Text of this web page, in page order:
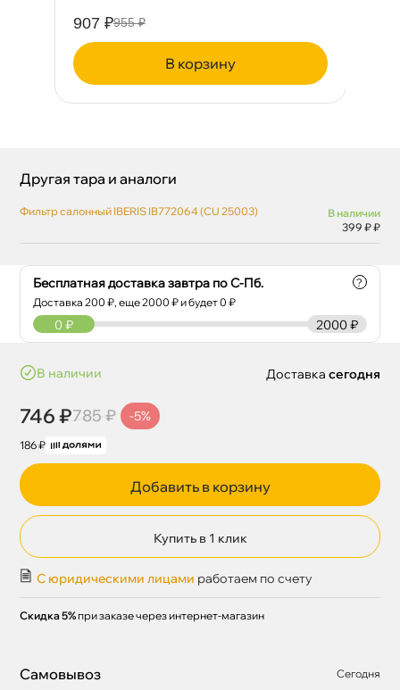
907 ₽955 ₽
корзину
Бесплатная доставка завтра по С-Пб.
Доставка200 ₽, еще2000 ₽ и будет 0 ₽
?
2000 ₽
0 ₽
наличии
746 ₽785 ₽ -5%
186 ₽
Доставка сегодня
Добавить в корзину
Купить в 1 клик
С юридическими лицами работаем по счету
Скидка 5% при заказе через интернет-магазин
Самовывоз
Сегодня
Другая тара и аналоги
Фильтр салонный IBERIS IB772064 (CU 25003)
наличии
399 ₽ ₽